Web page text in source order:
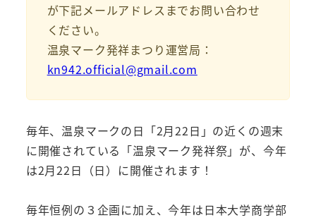
が下記メールアドレスまでお問い合わせ
ください。
温泉マーク発祥まつり運営局：
kn942.official@gmail.com
毎年、温泉マークの日「2月22日」の近くの週末
に開催されている「温泉マーク発祥祭」が、今年
は2月22日（日）に開催されます！
毎年恒例の３企画に加え、今年は日本大学商学部